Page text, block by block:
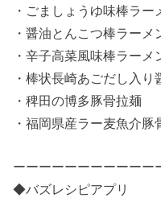
・ごましょうゆ味棒ラー
・醤油とんこつ棒ラーメ
・辛子高菜風味棒ラーメ
・棒状長崎あごだし入り
・稗田の博多豚骨拉麺
・福岡県産ラー麦魚介豚
ーーーーーーーーーーー
◆バズレシピアプリ